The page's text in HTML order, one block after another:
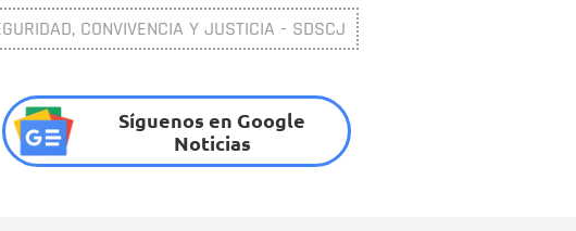
CONVIVENCIA Y JUSTICIA - SDSCJ
Síguenos en Google
Noticias